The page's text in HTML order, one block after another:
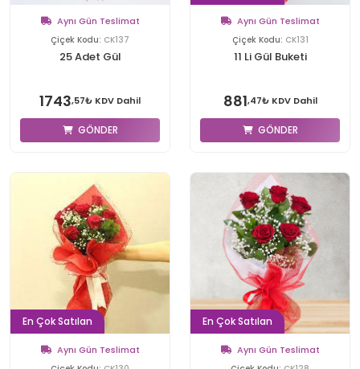
Aynı Gün Teslimat
Çiçek Kodu: CK137
25 Adet Gül
1743,57₺ KDV Dahil
GÖNDER
Aynı Gün Teslimat
Çiçek Kodu: CK131
11 Li Gül Buketi
881,47₺ KDV Dahil
GÖNDER
En Çok Satılan
Aynı Gün Teslimat
En Çok Satılan
Aynı Gün Teslimat